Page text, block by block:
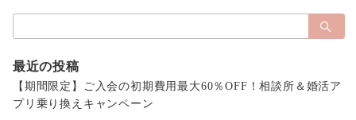
索：
最近の投稿
【期間限定】ご入会の初期費用最大60％OFF！相談所＆婚活ア
プリ乗り換えキャンペーン